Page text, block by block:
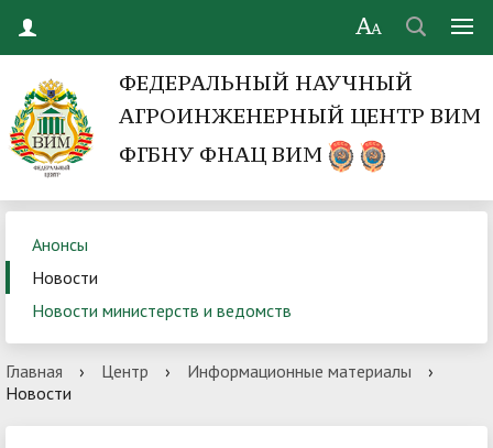
ФЕДЕРАЛЬНЫЙ НАУЧНЫЙ
АГРОИНЖЕНЕРНЫЙ ЦЕНТР ВИМ
ФГБНУ ФНАЦ ВИМ
Анонсы
Новости
Новости министерств и ведомств
Главная › Центр › Информационные материалы
›
Новости